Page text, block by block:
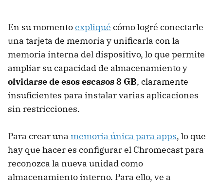
En su momentoexpliqué cómo logré conectarle
una tarjeta de memoria y unificarla con la
memoria interna del dispositivo, lo que permite
ampliar su capacidad de almacenamiento y
olvidarse de esos escasos 8 GB, claramente
insuficientes para instalar varias aplicaciones
sin restricciones.
Para crear una memoria única para apps, lo que
hay que hacer es configurar el Chromecast para
reconozca la nueva unidad como
almacenamiento interno. Para ello, ve a